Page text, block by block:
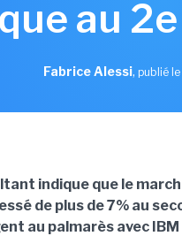
au
Fabrice Alessi, publié
indique que le
de plus de 7% au
au palmarès avec IBM